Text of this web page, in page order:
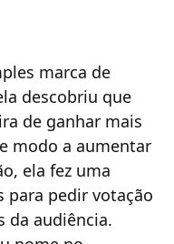
marca de
descobriu que
de ganhar mais
modo a aumentar
ela fez uma
para pedir votação
da audiência.